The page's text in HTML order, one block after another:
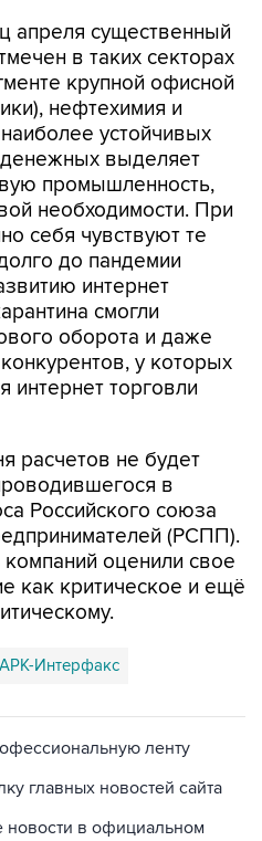
крупной офисной
нефтехимия и
устойчивых
выделяет
промышленность,
необходимости. При
себя чувствуют те
до пандемии
интернет
смогли
оборота и даже
у которых
интернет торговли
расчетов не будет
Российского союза
(РСПП).
компаний оценили свое
как критическое и ещё
Интерфакс
главных новостей сайта
новости в официальном